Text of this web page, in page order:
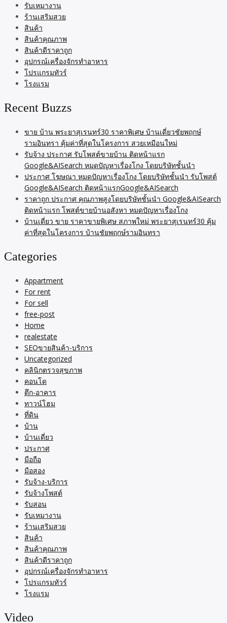
รับเหมางาน
ร้านเสริมสวย
สินค้า
สินค้าคุณภาพ
สินค้าดีราคาถูก
อุปกรณ์เครื่องจักรทำอาหาร
โปรแกรมทัวร์
โรงแรม
Recent Buzzs
ขาย บ้าน พระยาสุเรนทร์30 ราคาพิเศษ บ้านเดี่ยวชัยพฤกษ์
รามอินทรา คุ้มค่าที่สุดในโครงการ สวยเหมือนใหม่
รับจ้าง ประกาศ รับโพสต์ขายบ้าน ติดหน้าแรก
Google&AISearch หมดปัญหาเรื่องโกง โดยบริษัทชั้นนำ
ประกาศ โฆษณา หมดปัญหาเรื่องโกง โดยบริษัทชั้นนำ รับโพสต์
Google&AISearch ติดหน้าแรกGoogle&AISearch
ราคาถูก ประกาศ คุณภาพสูงโดยบริษัทชั้นนำ Google&AISearch
ติดหน้าแรก โพสต์ขายบ้านอสังหา หมดปัญหาเรื่องโกง
บ้านเดี่ยว ขาย ราคาขายพิเศษ สภาพใหม่ พระยาสุเรนทร์30 คุ้ม
ค่าที่สุดในโครงการ บ้านชัยพฤกษ์รามอินทรา
Categories
Appartment
For rent
For sell
free-post
Home
realestate
SEOขายสินค้า-บริการ
Uncategorized
คลินิกตรวจสุขภาพ
คอนโด
ตึก-อาคาร
ทาวน์โฮม
ที่ดิน
บ้าน
บ้านเดี่ยว
ประกาศ
มือถือ
มือสอง
รับจ้าง-บริการ
รับจ้างโพสต์
รับสอน
รับเหมางาน
ร้านเสริมสวย
สินค้า
สินค้าคุณภาพ
สินค้าดีราคาถูก
อุปกรณ์เครื่องจักรทำอาหาร
โปรแกรมทัวร์
โรงแรม
Video